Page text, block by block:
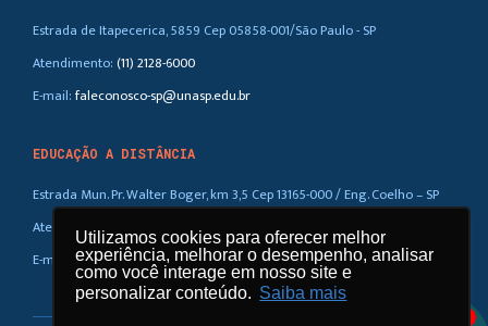
Utilizamos cookies para oferecer melhor
experiência, melhorar o desempenho, analisar
como você interage em nosso site e
personalizar conteúdo. Saiba mais
Estrada de Itapecerica, 5859 Cep 05858-001/São Paulo - SP
Atendimento:(11) 2128-6000
E-mail:faleconosco-sp@unasp.edu.br
EDUCAÇÃO A DISTÂNCIA
Estrada Mun. Pr. Walter Boger, km 3,5 Cep 13165-000 / Eng. Coelho – SP
Atendimento:
(019) 3858-5100 / 0800-770-0323
E-mail: ead@unasp.br